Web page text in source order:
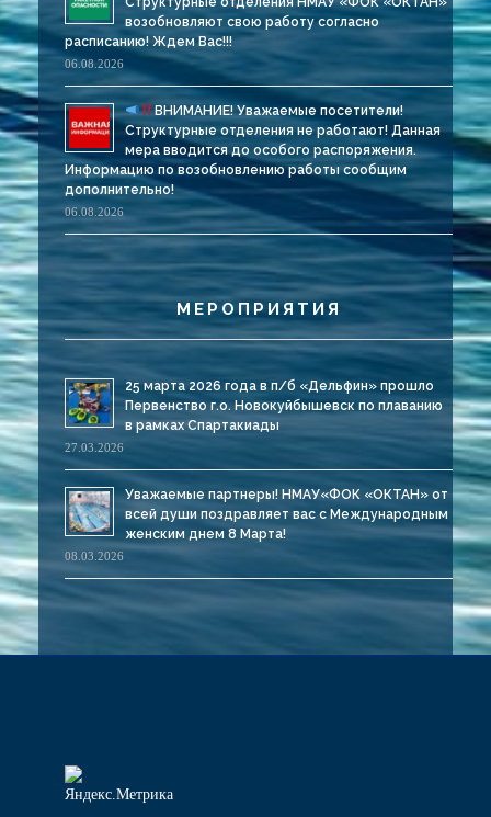
возобновляют свою работу согласно
расписанию! Ждем Вас!!!
06.08.2026
ВНИМАНИЕ! Уважаемые посетители!
Структурные отделения не работают! Данная
мера вводится до особого распоряжения.
Информацию по возобновлению работы сообщим
дополнительно!
06.08.2026
МЕРОПРИЯТИЯ
25 марта 2026 года в п/б «Дельфин» прошло
Первенство г.о. Новокуйбышевск по плаванию
в рамках Спартакиады
27.03.2026
Уважаемые партнеры! НМАУ«ФОК «ОКТАН» от
всей души поздравляет вас с Международным
женским днем 8 Марта!
08.03.2026